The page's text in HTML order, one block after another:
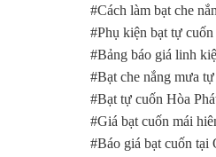
#Cách làm bạt che
#Phụ kiện bạt tự
#Bảng báo giá linh
#Bạt che nắng mưa
#Bạt tự cuốn Hòa
#Giá bạt cuốn mái
#Báo giá bạt cuốn